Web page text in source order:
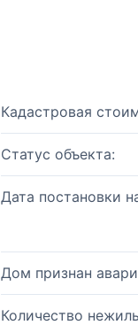
Кадастровая
Статус объекта:
Дата постановки
Дом признан
Количество